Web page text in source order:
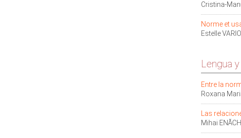
Cristina-
Norme et
Estelle
Lengua
Entre la
Roxana
Las
Mihai